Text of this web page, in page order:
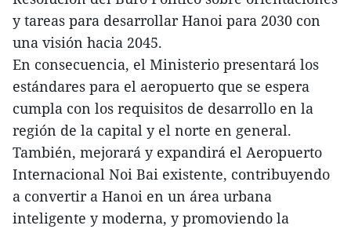
y tareas para desarrollar Hanoi para 2030 con
una visión hacia 2045.
En consecuencia, el Ministerio presentará los
estándares para el aeropuerto que se espera
cumpla con los requisitos de desarrollo en la
región de la capital y el norte en general.
También, mejorará y expandirá el Aeropuerto
Internacional Noi Bai existente, contribuyendo
a convertir a Hanoi en un área urbana
inteligente y moderna, y promoviendo la